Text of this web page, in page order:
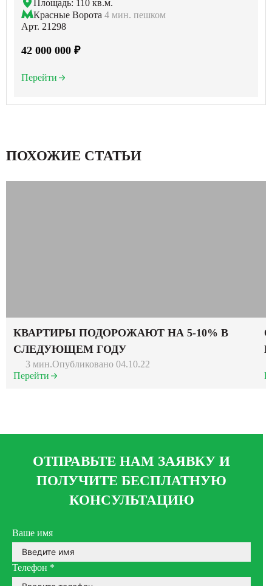
Площадь: 110 кв.м.
Красные Ворота 4 мин. пешком
Арт. 21298
42 000 000 ₽
Перейти
ПОХОЖИЕ СТАТЬИ
КВАРТИРЫ ПОДОРОЖАЮТ НА 5-10% В
СЛЕДУЮЩЕМ ГОДУ
3 мин.Опубликовано 04.10.22
Перейти
ОТПРАВЬТЕ НАМ ЗАЯВКУ И
ПОЛУЧИТЕ БЕСПЛАТНУЮ
КОНСУЛЬТАЦИЮ
Ваше имя
Телефон *